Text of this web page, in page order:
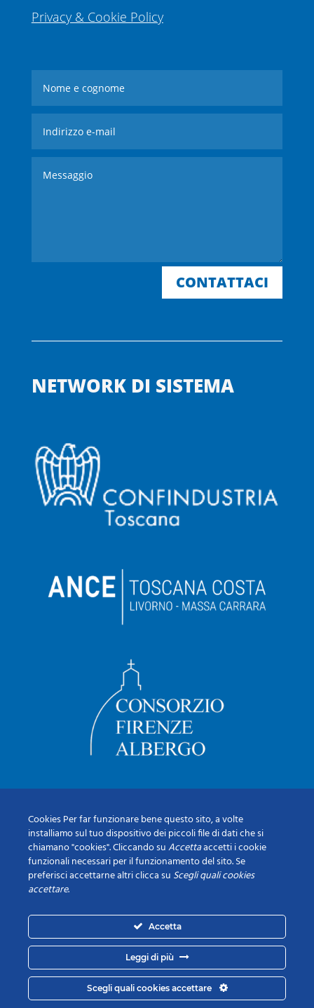
Privacy & Cookie Policy
CONTATTACI
NETWORK DI SISTEMA
Cookies Per far funzionare bene questo sito, a volte
installiamo sul tuo dispositivo dei piccoli file di dati che si
chiamano "cookies". Cliccando suAccettaaccetti i cookie
funzionali necessari per il funzionamento del sito. Se
preferisci accettarne altri clicca su Scegli quali cookies
accettare.
Accetta
Leggi di più
Scegli quali cookies accettare